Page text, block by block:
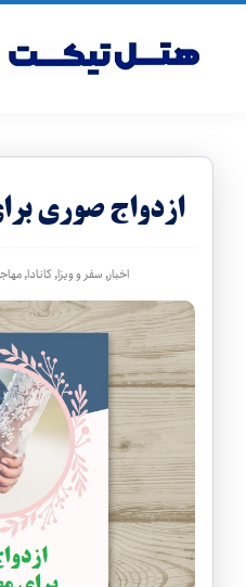
ازدواج صوری
اخبار, سفر و ویزا, کانادا,